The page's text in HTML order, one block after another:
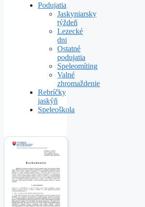
Podujatia
Jaskyniarsky
týždeň
Lezecké
dni
Ostatné
podujatia
Speleomíting
Valné
zhromaždenie
Rebríčky
jaskýň
Speleoškola